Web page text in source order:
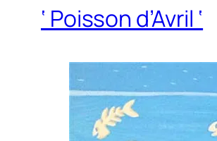
‘ Poisson d’Avril ‘